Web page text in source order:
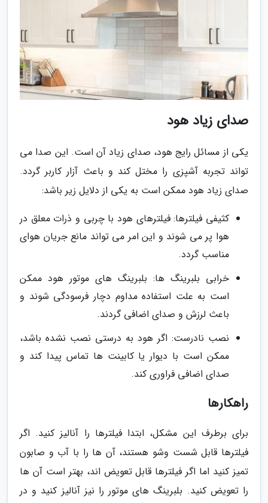
صدای زیاد هود
یکی از مسائل رایج هود، صدای زیاد آن است. این صدا می
تواند تجربه آشپزی را مختل کند و باعث آزار کاربر گردد.
صدای زیاد هود ممکن است به یکی از دلایل زیر باشد:
کثیفی فیلترها: فیلترهای هود با چربی و ذرات معلق در
هوا پر می شوند و این امر می تواند مانع جریان هوای
مناسب گردد.
خرابی بلبرینگ ها: بلبرینگ های موتور هود ممکن
است به علت استفاده مداوم دچار فرسودگی شوند و
باعث لرزش و صدای اضافی گردند.
نصب نادرست: اگر هود به درستی نصب نشده باشد،
ممکن است با دیوار یا کابینت ها تماس پیدا کند و
صدای اضافی فراوری کند.
راهکارها
برای برطرف این مشکل، ابتدا فیلترها را آنالیز کنید. اگر
فیلترها قابل شست وشو هستند، آن ها را با آب و صابون
تمیز کنید اما اگر فیلترها قابل تعویض اند، بهتر است آن ها
را تعویض کنید. بلبرینگ های موتور را نیز آنالیز کنید و در